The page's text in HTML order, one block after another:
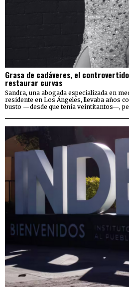
Grasa de cadáveres, el
restaurar curvas
Sandra, una abogada especializada en
residente en Los Ángeles, llevaba años
busto —desde que tenía veintitantos—,